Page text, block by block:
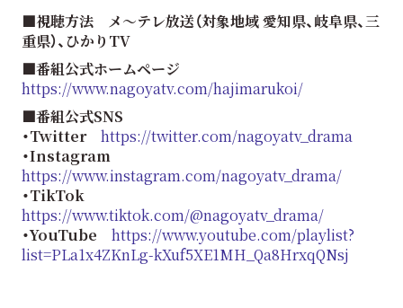
■視聴方法 メ～テレ放送（対象地域 愛知県、岐阜県、三
重県）、ひかりTV
■番組公式ホームページ
https://www.nagoyatv.com/hajimarukoi/
■番組公式SNS
・Twitter
https://twitter.com/nagoyatv_drama
・Instagram
https://www.instagram.com/nagoyatv_drama/
・TikTok
https://www.tiktok.com/@nagoyatv_drama/
・YouTube
https://www.youtube.com/playlist?
list=PLa1x4ZKnLg-kXuf5XE1MH_Qa8HrxqQNsj